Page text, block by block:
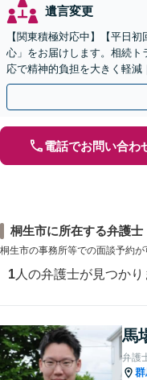
遺言変更
【関東積極対応中】【平日
心」をお届けします。相続
応で精神的負担を大きく軽
割・放棄などまずはお気軽
電話でお問い合わ
桐生市に所在する弁護士
桐生市の事務所等での面談予約が
1 人の弁護士が見つかり
馬
弁護